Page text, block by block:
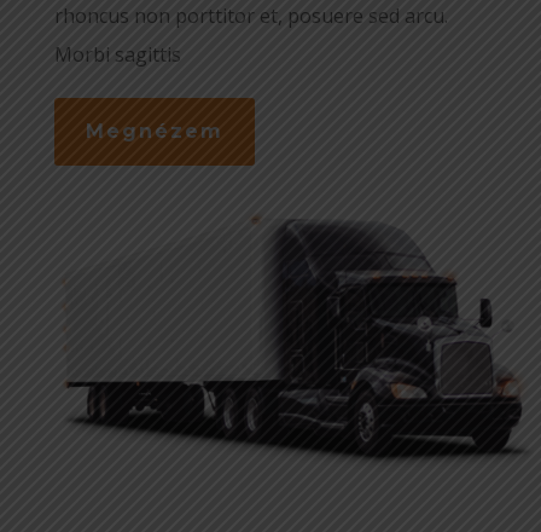
rhoncus non porttitor et, posuere sed arcu.
Morbi sagittis
Megnézem